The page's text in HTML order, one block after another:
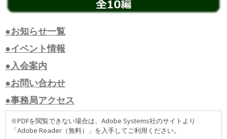
●お知らせ一覧
●イベント情報
●入会案内
●お問い合わせ
●事務局アクセス
※PDFを閲覧できない場合は、Adobe Systems社のサイトより
「Adobe Reader（無料）」を入手してご利用ください。